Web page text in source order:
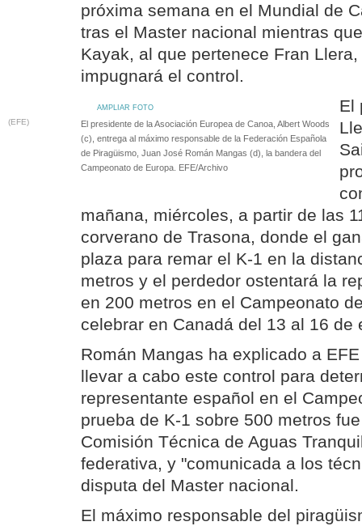
próxima semana en el Mundial de
tras el Master nacional mientras
Kayak, al que pertenece Fran
impugnará el control.
AMPLIAR FOTO
(EFE)
El presidente de la Asociación Europea de Canoa, Albert Woods
(c), entrega al máximo responsable de la Federación Española
de Piragüismo, Juan José Román Mangas (d), la bandera del
Campeonato de Europa. EFE/Archivo
El
mañana, miércoles, a partir de las
corverano de Trasona, donde el
plaza para remar el K-1 en la
metros y el perdedor ostentará la
en 200 metros en el Campeonato
celebrar en Canadá del 13 al 16 de
Román Mangas ha explicado a
llevar a cabo este control para
representante español en el
prueba de K-1 sobre 500 metros
Comisión Técnica de Aguas
federativa, y "comunicada a los
disputa del Master nacional.
El máximo responsable del